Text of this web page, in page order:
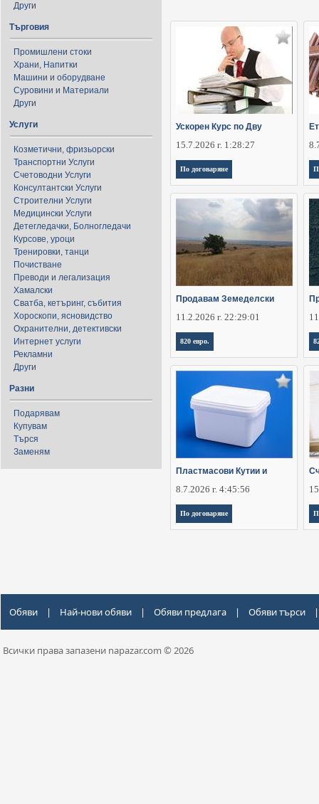
Други
Търговия
Промишлени стоки
Храни, Напитки
Машини и оборудване
Суровини и Материали
Други
Услуги
Козметични, фризьорски
Транспортни Услуги
Счетоводни Услуги
Консултантски Услуги
Строителни Услуги
Медицински Услуги
Детегледачки, Болногледачи
Курсове, уроци
Тренировки, танци
Почистване
Преводи и легализация
Хамалски
Сватба, кетъринг, събития
Хороскопи, ясновидство
Охранителни, детективски
Интернет услуги
Рекламни
Други
Разни
Подарявам
Купувам
Търся
Заменям
Ускорен Курс по Дву
15.7.2026 г. 1:28:27
По договаряне
Продавам Земеделски
11.2.2026 г. 22:29:01
820 евро.
Пластмасови Кутии и
8.7.2026 г. 4:45:56
По договаряне
Обяви | Най-нови обяви | Обяви предлага | Обяви търси |
Всички права запазени napazar.com © 2026